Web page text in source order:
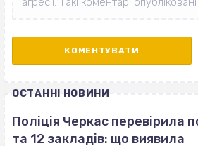
ОСТАННІ НОВИНИ
Поліція Черкас перевірила
та 12 закладів: що виявила